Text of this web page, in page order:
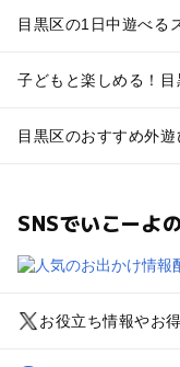
目黒区の1日中遊べる
子どもと楽しめる！目
目黒区のおすすめ外遊
SNSでいこーよ
お役立ち情報やお